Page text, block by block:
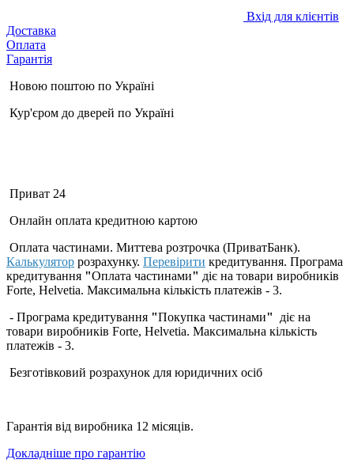
Вхід для клієнтів
Доставка
Оплата
Гарантія
Новою поштою по Україні
Кур'єром до дверей по Україні
Приват 24
Онлайн оплата кредитною картою
Оплата частинами. Миттева розтрочка (ПриватБанк).
Калькулятор розрахунку. Перевірити кредитування. Програма
кредитування "Оплата частинами" діє на товари виробників
Forte, Helvetia. Максимальна кількість платежів - 3.
- Програма кредитування "Покупка частинами"
діє на
товари виробників Forte, Helvetia. Максимальна кількість
платежів - 3.
Безготівковий розрахунок для юридичних осіб
Гарантія від виробника 12 місяців.
Докладніше про гарантію